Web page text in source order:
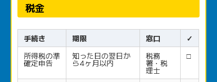
税金
手続き 期限 窓口
✓
所得税の準
確定申告
知った日の翌日か
ら4ヶ月以内
税務
署・税
理士
□